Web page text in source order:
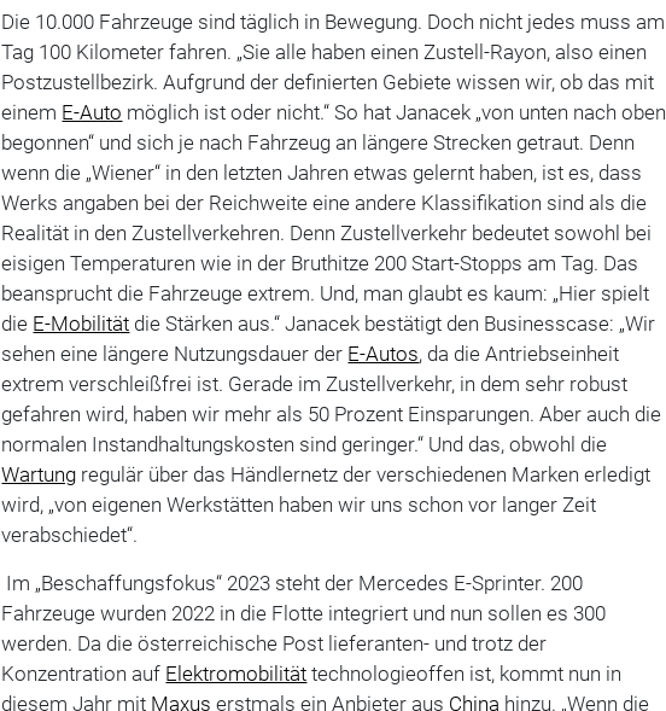
Die 10.000 Fahrzeuge sind täglich in Bewegung. Doch nicht jedes muss am
Tag 100 Kilometer fahren. „Sie alle haben einen Zustell-Rayon, also einen
Postzustellbezirk. Aufgrund der definierten Gebiete wissen wir, ob das mit
einem E-Auto möglich ist oder nicht.“ So hat Janacek „von unten nach oben
begonnen“ und sich je nach Fahrzeug an längere Strecken getraut. Denn
wenn die „Wiener“ in den letzten Jahren etwas gelernt haben, ist es, dass
Werks angaben bei der Reichweite eine andere Klassifikation sind als die
Realität in den Zustellverkehren. Denn Zustellverkehr bedeutet sowohl bei
eisigen Temperaturen wie in der Bruthitze 200 Start-Stopps am Tag. Das
beansprucht die Fahrzeuge extrem. Und, man glaubt es kaum: „Hier spielt
die E-Mobilität die Stärken aus.“ Janacek bestätigt den Businesscase: „Wir
sehen eine längere Nutzungsdauer der E-Autos, da die Antriebseinheit
extrem verschleißfrei ist. Gerade im Zustellverkehr, in dem sehr robust
gefahren wird, haben wir mehr als 50 Prozent Einsparungen. Aber auch die
normalen Instandhaltungskosten sind geringer.“ Und das, obwohl die
Wartung regulär über das Händlernetz der verschiedenen Marken erledigt
wird, „von eigenen Werkstätten haben wir uns schon vor langer Zeit
verabschiedet“.
Im „Beschaffungsfokus“ 2023 steht der Mercedes E-Sprinter. 200
Fahrzeuge wurden 2022 in die Flotte integriert und nun sollen es 300
werden. Da die österreich­ische Post lieferanten- und trotz der
Konzentration auf Elektromobilität technologieoffen ist, kommt nun in
diesem Jahr mit Maxus erstmals ein Anbieter aus China hinzu. „Wenn die